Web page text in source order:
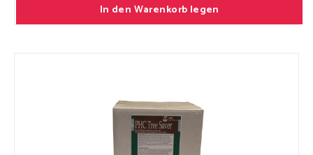
In den Warenkorb legen